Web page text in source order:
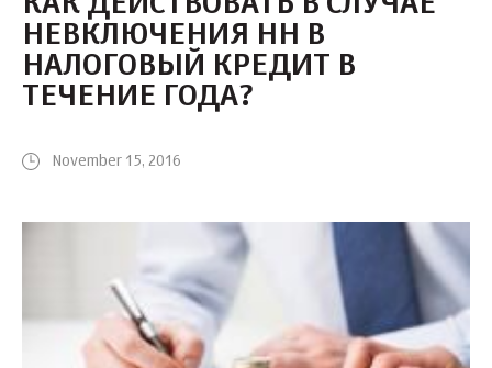
НЕВКЛЮЧЕНИЯ НН В
НАЛОГОВЫЙ КРЕДИТ В
ТЕЧЕНИЕ ГОДА?
November 15, 2016